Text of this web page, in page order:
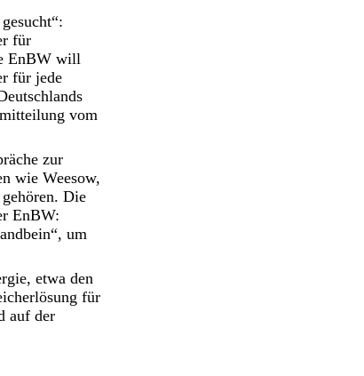
für
EnBW will
für jede
vom
zur
wie Weesow,
Die
EnBW:
um
etwa den
für
auf der